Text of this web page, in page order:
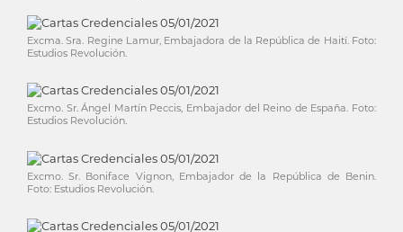
Excma. Sra. Regine Lamur, Embajadora de la República de Haití. Foto:
Estudios Revolución.
Excmo. Sr. Ángel Martín Peccis, Embajador del Reino de España. Foto:
Estudios Revolución.
Excmo. Sr. Boniface Vignon, Embajador de la República de Benin.
Foto: Estudios Revolución.